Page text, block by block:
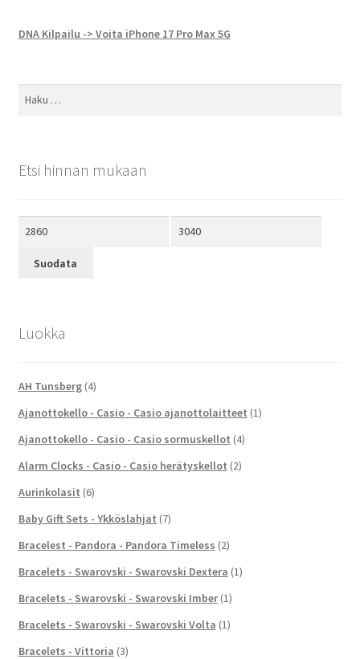
DNA Kilpailu -> Voita iPhone 17 Pro Max 5G
Haku:
Etsi hinnan mukaan
Suodata
Luokka
AH Tunsberg (4)
Ajanottokello - Casio - Casio ajanottolaitteet (1)
Ajanottokello - Casio - Casio sormuskellot (4)
Alarm Clocks - Casio - Casio herätyskellot (2)
Aurinkolasit (6)
Baby Gift Sets - Ykköslahjat (7)
Bracelest - Pandora - Pandora Timeless (2)
Bracelets - Swarovski - Swarovski Dextera (1)
Bracelets - Swarovski - Swarovski Imber (1)
Bracelets - Swarovski - Swarovski Volta (1)
Bracelets - Vittoria (3)